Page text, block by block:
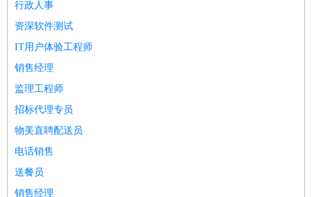
行政人事
资深软件测试
IT用户体验工程师
销售经理
监理工程师
招标代理专员
物美直聘配送员
电话销售
送餐员
销售经理